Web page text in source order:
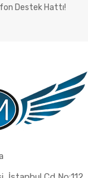
Destek Hattı!